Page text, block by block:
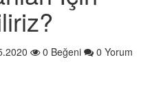
0 Beğeni 0 Yorum